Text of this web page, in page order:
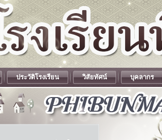
ประวัติโรงเรียน วิสัยทัศน์ บุคลากร